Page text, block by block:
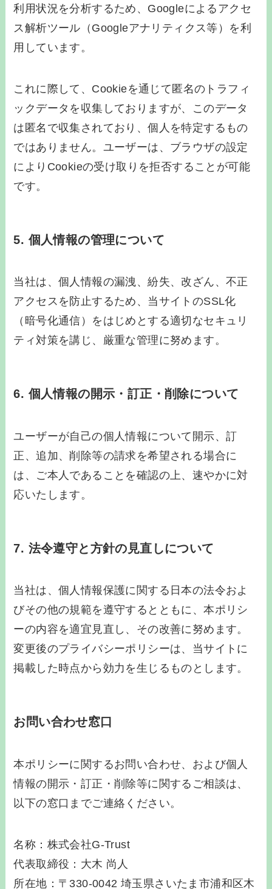
利用状況を分析するため、Googleによるアクセ
ス解析ツール（Googleアナリティクス等）を利
用しています。
これに際して、Cookieを通じて匿名のトラフィ
ックデータを収集しておりますが、このデータ
は匿名で収集されており、個人を特定するもの
ではありません。ユーザーは、ブラウザの設定
によりCookieの受け取りを拒否することが可能
です。
5. 個人情報の管理について
当社は、個人情報の漏洩、紛失、改ざん、不正
アクセスを防止するため、当サイトのSSL化
（暗号化通信）をはじめとする適切なセキュリ
ティ対策を講じ、厳重な管理に努めます。
6. 個人情報の開示・訂正・削除について
ユーザーが自己の個人情報について開示、訂
正、追加、削除等の請求を希望される場合に
は、ご本人であることを確認の上、速やかに対
応いたします。
7. 法令遵守と方針の見直しについて
当社は、個人情報保護に関する日本の法令およ
びその他の規範を遵守するとともに、本ポリシ
ーの内容を適宜見直し、その改善に努めます。
変更後のプライバシーポリシーは、当サイトに
掲載した時点から効力を生じるものとします。
お問い合わせ窓口
本ポリシーに関するお問い合わせ、および個人
情報の開示・訂正・削除等に関するご相談は、
以下の窓口までご連絡ください。
名称：株式会社G-Trust
代表取締役：大木 尚人
所在地：〒330-0042 埼玉県さいたま市浦和区木